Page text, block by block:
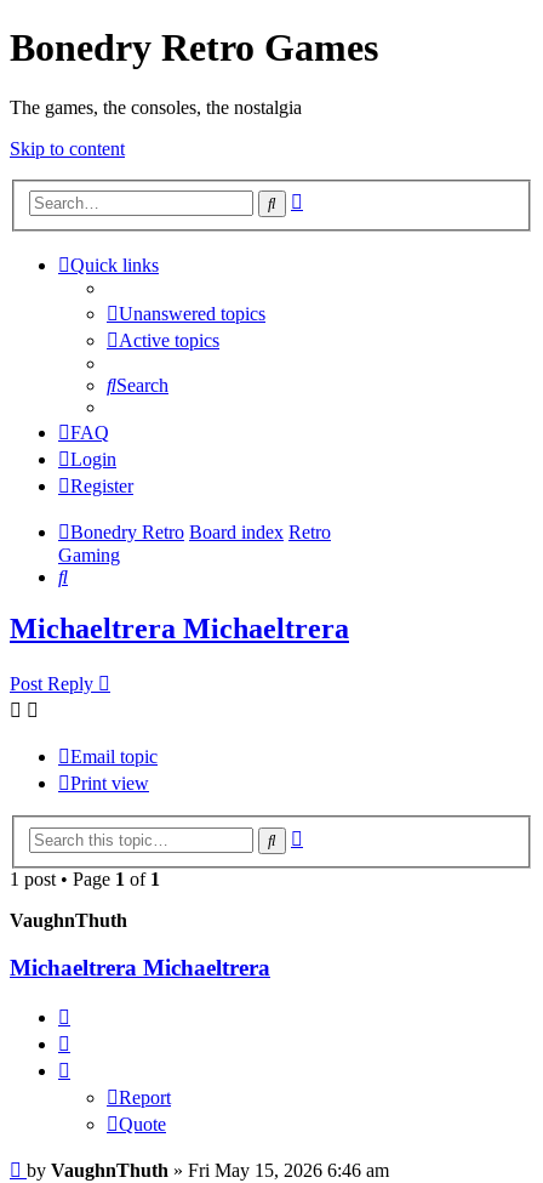
Bonedry Retro Games
The games, the consoles, the nostalgia
Skip to content
Search
Quick links
Unanswered topics
Active topics
Search
FAQ
Login
Register
Bonedry Retro Board index Retro
Gaming
Search
Michaeltrera Michaeltrera
Post Reply
Email topic
Print view
Search
1 post • Page 1 of 1
VaughnThuth
Michaeltrera Michaeltrera
Report
Quote
Post
by VaughnThuth » Fri May 15, 2026 6:46 am